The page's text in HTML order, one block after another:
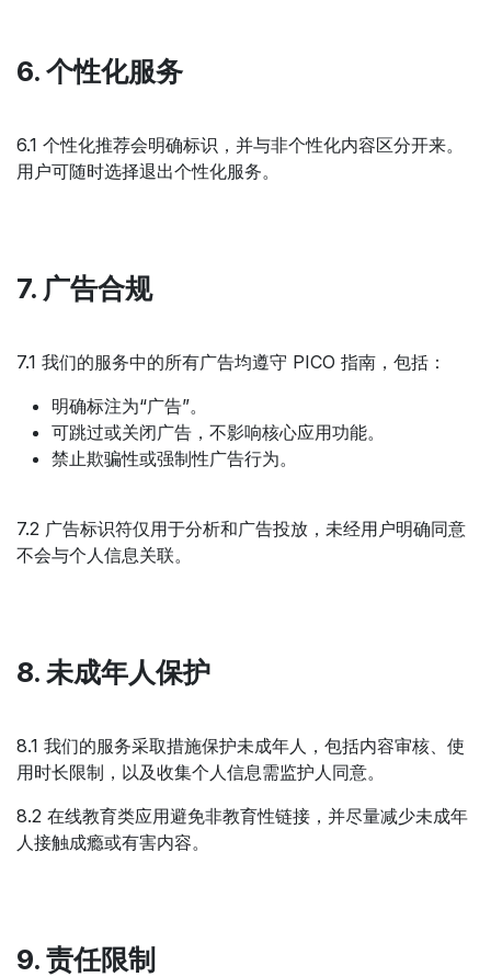
6. 个性化服务
6.1 个性化推荐会明确标识，并与非个性化内容区分开来。
用户可随时选择退出个性化服务。
7. 广告合规
7.1 我们的服务中的所有广告均遵守 PICO 指南，包括：
明确标注为“广告”。
可跳过或关闭广告，不影响核心应用功能。
禁止欺骗性或强制性广告行为。
7.2 广告标识符仅用于分析和广告投放，未经用户明确同意
不会与个人信息关联。
8. 未成年人保护
8.1 我们的服务采取措施保护未成年人，包括内容审核、使
用时长限制，以及收集个人信息需监护人同意。
8.2 在线教育类应用避免非教育性链接，并尽量减少未成年
人接触成瘾或有害内容。
9. 责任限制